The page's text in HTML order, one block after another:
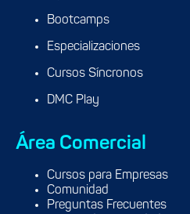
Bootcamps
Especializaciones
Cursos Síncronos
DMC Play
Área Comercial
Cursos para Empresas
Comunidad
Preguntas Frecuentes